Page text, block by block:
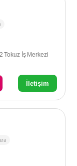
Tokuz İş Merkezi
İletişim